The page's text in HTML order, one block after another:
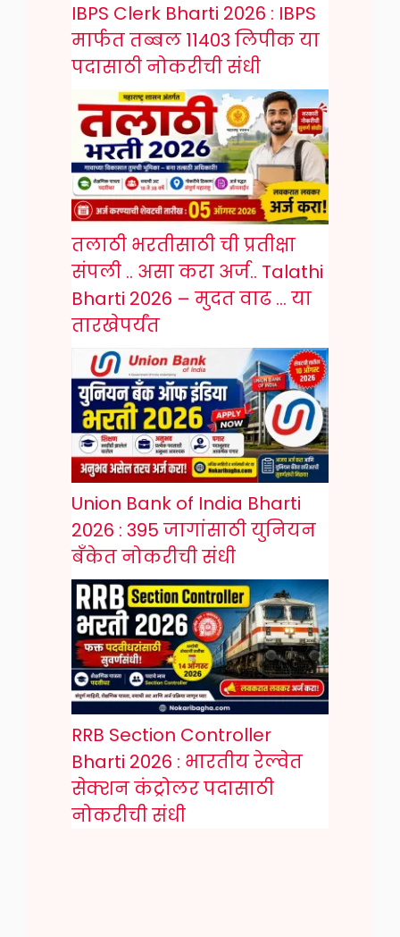
IBPS Clerk Bharti 2026 : IBPS
मार्फत तब्बल 11403 लिपीक या
पदासाठी नोकरीची संधी
तलाठी भरतीसाठी ची प्रतीक्षा
संपली .. असा करा अर्ज.. Talathi
Bharti 2026 – मुदत वाढ … या
तारखेपर्यंत
Union Bank of India Bharti
2026 : 395 जागांसाठी युनियन
बँकेत नोकरीची संधी
RRB Section Controller
Bharti 2026 : भारतीय रेल्वेत
सेक्शन कंट्रोलर पदासाठी
नोकरीची संधी